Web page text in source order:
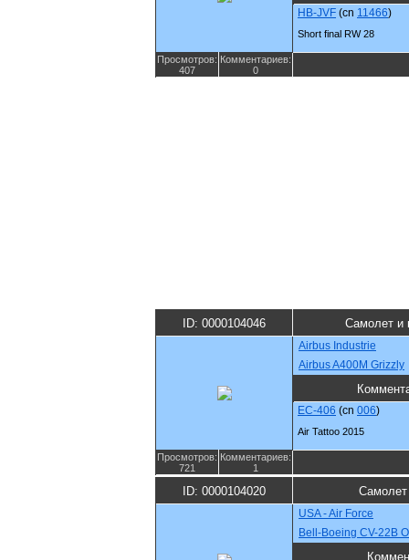
HB-JVF (cn 11466)
Short final RW 28
Просмотров:
407
Комментариев:
0
ID: 0000104046 Самолет и
Airbus Industrie
Airbus A400M Grizzly
EC-406 (cn 006)
Air Tattoo 2015
Просмотров:
721
Комментариев:
1
ID: 0000104020 Самолет
USA - Air Force
Bell-Boeing CV-22B